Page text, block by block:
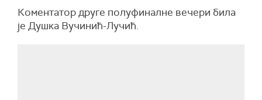
Коментатор друге полуфиналне вечери била
је Душка Вучинић-Лучић.